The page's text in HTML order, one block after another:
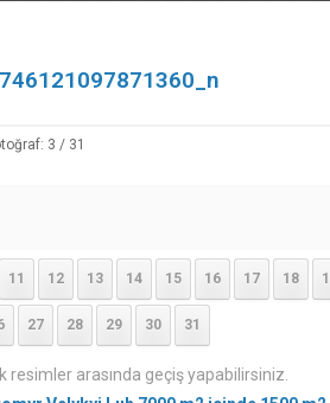
3 / 31
11 12 13 14 15 16 17 18
27 28 29 30 31
resimler arasında geçiş yapabilirsiniz.